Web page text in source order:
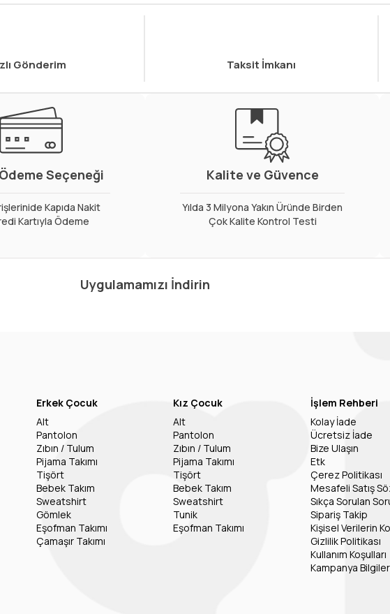
Gönderim Taksit İmkanı
Seçeneği
Kapıda Nakit
Kartıyla Ödeme
Kalite ve Güvence
Yılda 3 Milyona Yakın Üründe Birden
Çok Kalite Kontrol Testi
Uygulamamızı İndirin
Erkek Çocuk
Alt
Pantolon
Zıbın / Tulum
Pijama Takımı
Tişört
Bebek Takım
Sweatshirt
Gömlek
Eşofman Takımı
Çamaşır Takımı
Kız Çocuk
Alt
Pantolon
Zıbın / Tulum
Pijama Takımı
Tişört
Bebek Takım
Sweatshirt
Tunik
Eşofman Takımı
İşlem Rehberi
Kolay İade
Ücretsiz İade
Bize Ulaşın
Etk
Çerez Politikası
Mesafeli Satış
Sıkça Sorulan
Sipariş Takip
Kişisel Verilerin
Gizlilik Politikası
Kullanım Koşulları
Kampanya